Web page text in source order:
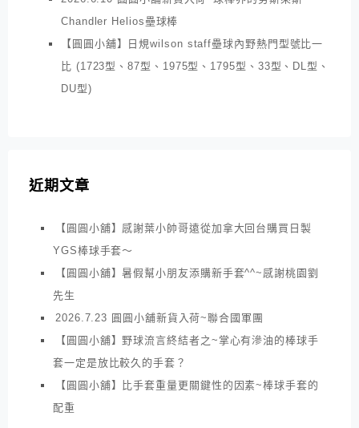
Chandler Helios壘球棒
【圓圓小舖】日規wilson staff壘球內野熱門型號比一
比 (1723型、87型、1975型、1795型、33型、DL型、
DU型)
近期文章
【圓圓小舖】感謝葉小帥哥遠從加拿大回台購買日製
YGS棒球手套～
【圓圓小舖】暑假幫小朋友添購新手套^^~感謝桃園劉
先生
2026.7.23 圓圓小舖新貨入荷~聯合國軍團
【圓圓小舖】野球流言終結者之~掌心有滲油的棒球手
套一定是放比較久的手套？
【圓圓小舖】比手套重量更關鍵性的因素~棒球手套的
配重